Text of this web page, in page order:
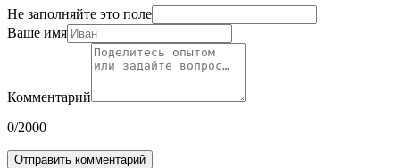
Не заполняйте это поле
Ваше имя
Комментарий
0/2000
Отправить комментарий